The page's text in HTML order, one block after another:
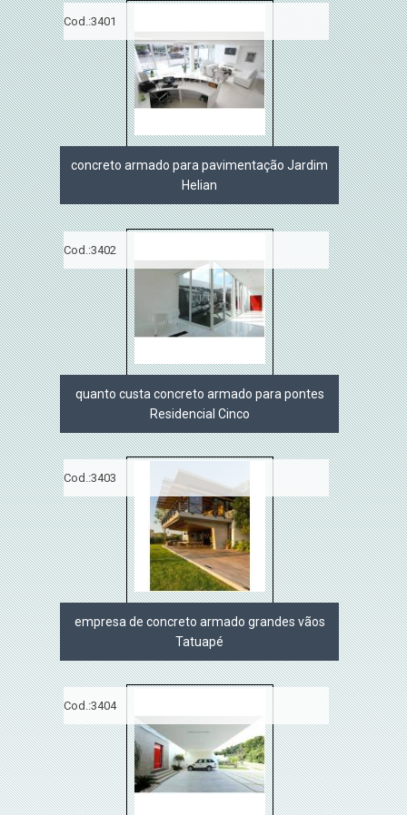
Cod.:3401
concreto armado para pavimentação Jardim
Helian
Cod.:3402
quanto custa concreto armado para pontes
Residencial Cinco
Cod.:3403
empresa de concreto armado grandes vãos
Tatuapé
Cod.:3404